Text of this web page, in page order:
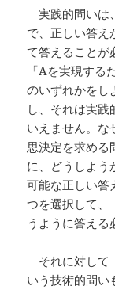
実践的問いは
で、正しい答え
て答えることが
「Aを実現する
のいずれかをし
し、それは実
いえません。な
思決定を求める
に、どうしよう
可能な正しい答
つを選択して、
うように答える
それに対して
いう技術的問い